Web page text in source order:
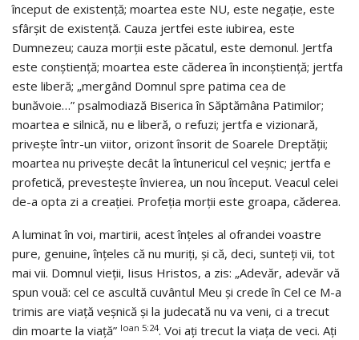
început de existenţă; moartea este NU, este negaţie, este
sfârșit de existenţă. Cauza jertfei este iubirea, este
Dumnezeu; cauza morţii este păcatul, este demonul. Jertfa
este conștienţă; moartea este căderea în inconștienţă; jertfa
este liberă; „mergând Domnul spre patima cea de
bunăvoie…” psalmodiază Biserica în Săptămâna Patimilor;
moartea e silnică, nu e liberă, o refuzi; jertfa e vizionară,
privește într-un viitor, orizont însorit de Soarele Dreptăţii;
moartea nu privește decât la întunericul cel veșnic; jertfa e
profetică, prevestește învierea, un nou început. Veacul celei
de-a opta zi a creaţiei. Profeţia morţii este groapa, căderea.
A luminat în voi, martirii, acest înţeles al ofrandei voastre
pure, genuine, înţeles că nu muriţi, şi că, deci, sunteţi vii, tot
mai vii. Domnul vieţii, Iisus Hristos, a zis: „Adevăr, adevăr vă
spun vouă: cel ce ascultă cuvântul Meu şi crede în Cel ce M-a
trimis are viaţă veşnică şi la judecată nu va veni, ci a trecut
din moarte la viaţă” Ioan 5:24. Voi aţi trecut la viaţa de veci. Aţi